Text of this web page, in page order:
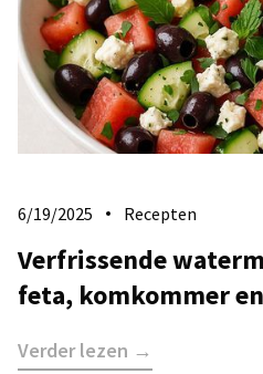
6/19/2025 Recepten
Verfrissende
feta, komkommer
Verder lezen →